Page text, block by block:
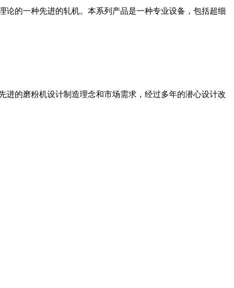
的一种先进的轧机。本系列产品是一种专业设备，包括超细
的磨粉机设计制造理念和市场需求，经过多年的潜心设计改